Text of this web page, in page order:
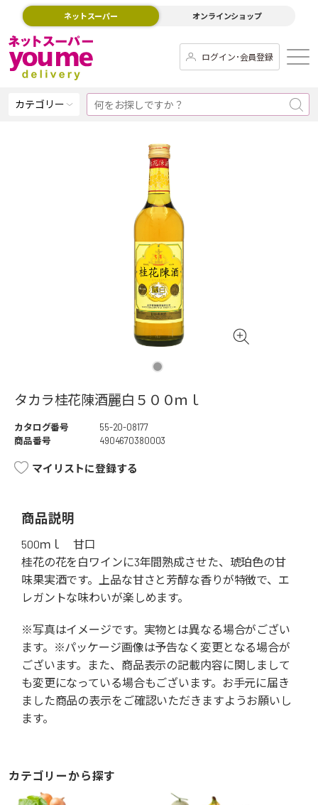
ネットスーパー オンラインショップ
ログイン･会員登録
カテゴリー
タカラ桂花陳酒麗白５００ｍｌ
カタログ番号
55-20-08177
商品番号
4904670380003
マイリストに登録する
商品説明
500ｍｌ 甘口
桂花の花を白ワインに3年間熟成させた、琥珀色の甘
味果実酒です。上品な甘さと芳醇な香りが特徴で、エ
レガントな味わいが楽しめます。
※写真はイメージです。実物とは異なる場合がござい
ます。※パッケージ画像は予告なく変更となる場合が
ございます。また、商品表示の記載内容に関しまして
も変更になっている場合もございます。お手元に届き
ました商品の表示をご確認いただきますようお願いし
ます。
カテゴリーから探す